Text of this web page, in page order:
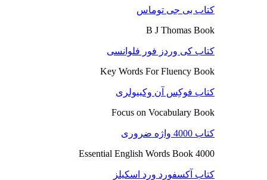
کتاب بی جی توماس
B J Thomas Book
کتاب کی وردز فور فلوانسی
Key Words For Fluency Book
کتاب فوکِس آن وکبیولری
Focus on Vocabulary Book
کتاب 4000 واژه ضروری
4000 Essential English Words Book
کتاب آکسفورد ورد اسکیلز